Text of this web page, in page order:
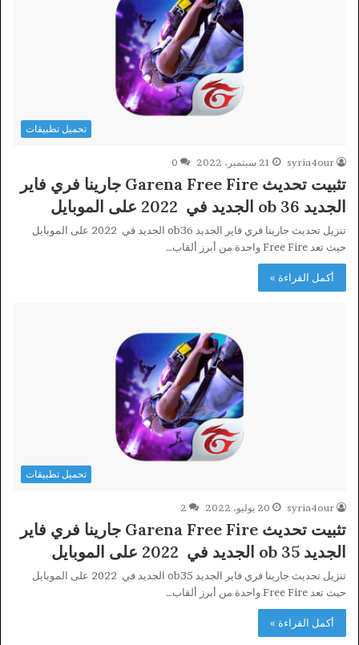
تحميل تطبيقات
syria4our 21 سبتمبر، 2022 0
تثبيت تحديث Garena Free Fire جارينا فري فاير
الجديد ob 36 الجديد في 2022 على الموبايل
تنزيل تحديث جارينا فري فاير الجديد ob36 الجديد في 2022 على الموبايل
حيث تعد Free Fire واحدة من أبرز ألقاب…
أكمل القراءة »
تحميل تطبيقات
syria4our 20 يوليو، 2022 2
تثبيت تحديث Garena Free Fire جارينا فري فاير
الجديد ob 35 الجديد في 2022 على الموبايل
تنزيل تحديث جارينا فري فاير الجديد ob35 الجديد في 2022 على الموبايل
حيث تعد Free Fire واحدة من أبرز ألقاب…
أكمل القراءة »